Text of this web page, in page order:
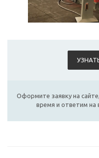
Оформите заявку на
время и ответим на